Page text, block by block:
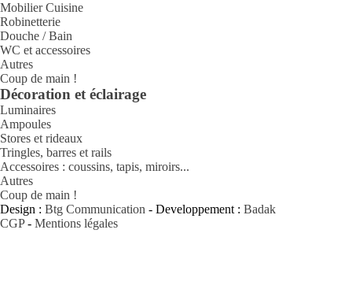
Mobilier Cuisine
Robinetterie
Douche / Bain
WC et accessoires
Autres
Coup de main !
Décoration et éclairage
Luminaires
Ampoules
Stores et rideaux
Tringles, barres et rails
Accessoires : coussins, tapis, miroirs...
Autres
Coup de main !
Design : Btg Communication - Developpement : Badak
CGP- Mentions légales